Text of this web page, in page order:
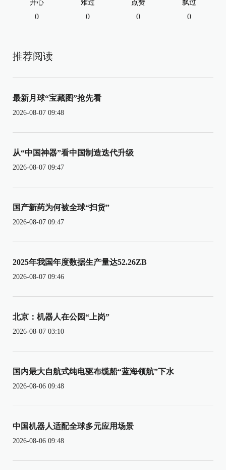
开心
0
难过
0
点赞
0
飘过
0
推荐阅读
最新月球“宝藏图”抢先看
2026-08-07 09:48
从“中国神器”看中国制造迭代升级
2026-08-07 09:47
国产新药为何被全球“扫货”
2026-08-07 09:47
2025年我国年度数据生产量达52.26ZB
2026-08-07 09:46
北京：机器人在公园“上岗”
2026-08-07 03:10
国内最大自航式纯电驱布缆船“蓝海领航”下水
2026-08-06 09:48
中国机器人适配全球多元应用场景
2026-08-06 09:48